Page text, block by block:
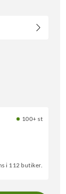
100+ st
i 112 butiker.